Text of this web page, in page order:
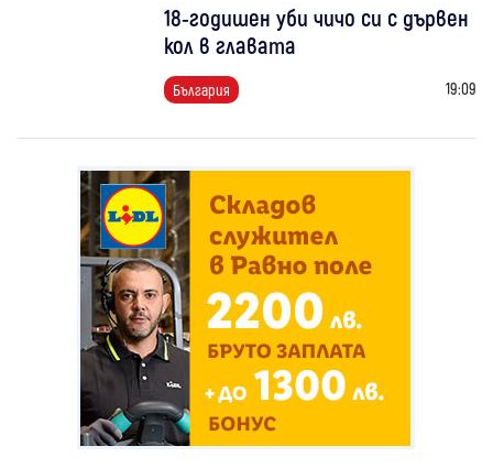
18-годишен уби чичо си с дървен
кол в главата
България 19:09